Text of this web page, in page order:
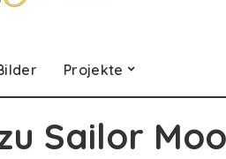
Projekte
Sailor